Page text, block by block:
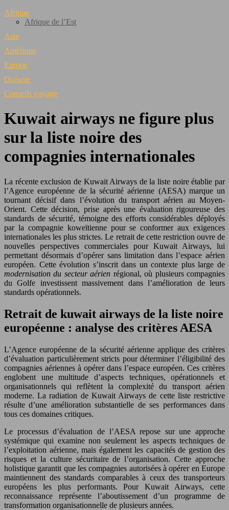
Afrique
Afrique de l’Est
Asie
Amérique
Europe
Océanie
Conseils voyage
Kuwait airways ne figure plus
sur la liste noire des
compagnies internationales
La récente exclusion de Kuwait Airways de la liste noire établie par
l’Agence européenne de la sécurité aérienne (AESA) marque un
tournant décisif dans l’évolution du transport aérien au Moyen-
Orient. Cette décision, prise après une évaluation rigoureuse des
standards de sécurité, témoigne des efforts considérables déployés
par la compagnie koweïtienne pour se conformer aux exigences
internationales les plus strictes. Le retrait de cette restriction ouvre de
nouvelles perspectives commerciales pour Kuwait Airways, lui
permettant désormais d’opérer sans limitation dans l’espace aérien
européen. Cette évolution s’inscrit dans un contexte plus large de
modernisation du secteur aérien régional, où plusieurs compagnies
du Golfe investissent massivement dans l’amélioration de leurs
standards opérationnels.
Retrait de kuwait airways de la liste noire
européenne : analyse des critères AESA
L’Agence européenne de la sécurité aérienne applique des critères
d’évaluation particulièrement stricts pour déterminer l’éligibilité des
compagnies aériennes à opérer dans l’espace européen. Ces critères
englobent une multitude d’aspects techniques, opérationnels et
organisationnels qui reflètent la complexité du transport aérien
moderne. La radiation de Kuwait Airways de cette liste restrictive
résulte d’une amélioration substantielle de ses performances dans
tous ces domaines critiques.
Le processus d’évaluation de l’AESA repose sur une approche
systémique qui examine non seulement les aspects techniques de
l’exploitation aérienne, mais également les capacités de gestion des
risques et la culture sécuritaire de l’organisation. Cette approche
holistique garantit que les compagnies autorisées à opérer en Europe
maintiennent des standards comparables à ceux des transporteurs
européens les plus performants. Pour Kuwait Airways, cette
reconnaissance représente l’aboutissement d’un programme de
transformation organisationnelle de plusieurs années.